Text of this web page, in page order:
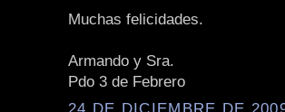
Muchas felicidades.
Armando y Sra.
Pdo 3 de Febrero
24 DE DICIEMBRE DE